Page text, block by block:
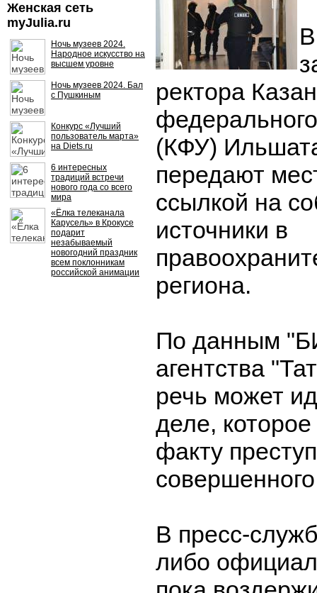
Женская сеть
myJulia.ru
Ночь музеев 2024.
Народное искусство на
высшем уровне
Ночь музеев 2024. Бал
с Пушкиным
Конкурс «Лучший
пользователь марта»
на Diets.ru
6 интересных
традиций встречи
нового года со всего
мира
«Ёлка телеканала
Карусель» в Крокусе
подарит
незабываемый
новогодний праздник
всем поклонникам
российской анимации
ректора
(КФУ)
передают
ссылкой на
источники в
региона.
По данным
агентства
речь может
деле,
факту
В пресс-
либо